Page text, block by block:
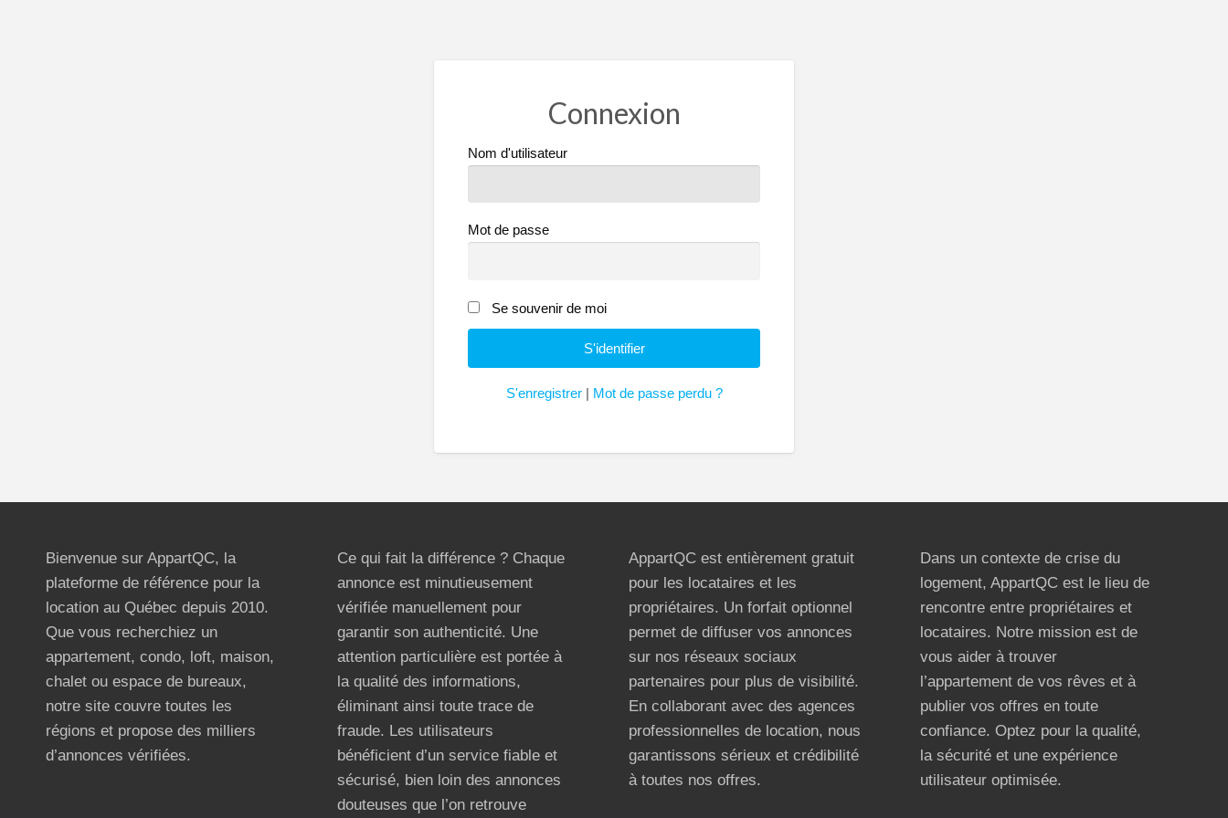
Connexion
Nom d'utilisateur
Mot de passe
Se souvenir de moi
S'enregistrer| Mot de passe perdu ?
Bienvenue sur AppartQC, la
plateforme de référence pour la
location au Québec depuis 2010.
Que vous recherchiez un
appartement, condo, loft, maison,
chalet ou espace de bureaux,
notre site couvre toutes les
régions et propose des milliers
d’annonces vérifiées.
Ce qui fait la différence ? Chaque
annonce est minutieusement
vérifiée manuellement pour
garantir son authenticité. Une
attention particulière est portée à
la qualité des informations,
éliminant ainsi toute trace de
fraude. Les utilisateurs
bénéficient d’un service fiable et
sécurisé, bien loin des annonces
douteuses que l’on retrouve
AppartQC est entièrement gratuit
pour les locataires et les
propriétaires. Un forfait optionnel
permet de diffuser vos annonces
sur nos réseaux sociaux
partenaires pour plus de visibilité.
En collaborant avec des agences
professionnelles de location, nous
garantissons sérieux et crédibilité
à toutes nos offres.
Dans un contexte de crise du
logement, AppartQC est le lieu de
rencontre entre propriétaires et
locataires. Notre mission est de
vous aider à trouver
l’appartement de vos rêves et à
publier vos offres en toute
confiance. Optez pour la qualité,
la sécurité et une expérience
utilisateur optimisée.